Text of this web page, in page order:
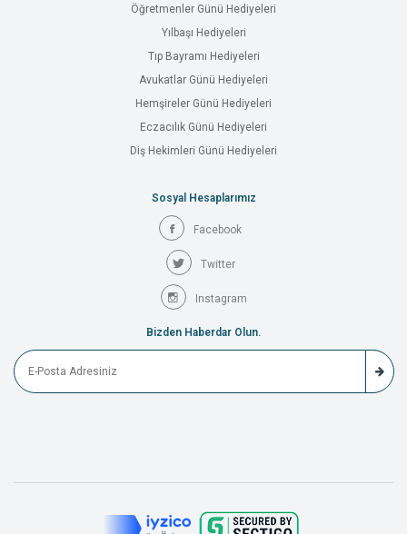
Öğretmenler Günü Hediyeleri
Yılbaşı Hediyeleri
Tıp Bayramı Hediyeleri
Avukatlar Günü Hediyeleri
Hemşireler Günü Hediyeleri
Eczacılık Günü Hediyeleri
Diş Hekimleri Günü Hediyeleri
Sosyal Hesaplarımız
Facebook
Twitter
Instagram
Bizden Haberdar Olun.